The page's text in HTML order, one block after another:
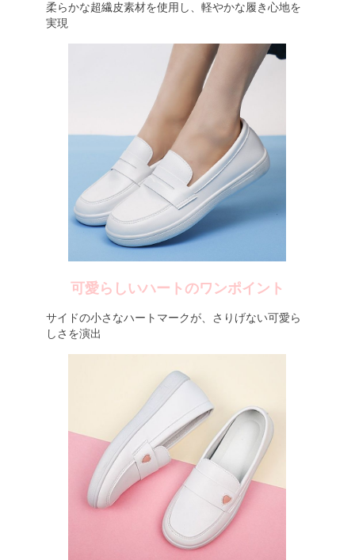
柔らかな超繊皮素材を使用し、軽やかな履き心地を
実現
可愛らしいハートのワンポイント
サイドの小さなハートマークが、さりげない可愛ら
しさを演出